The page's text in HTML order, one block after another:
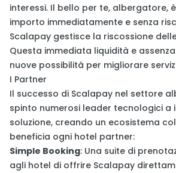
interessi. Il bello per te, albergatore,
importo immediatamente e senza
Scalapay gestisce la riscossione
Questa immediata liquidità e
nuove possibilità per migliorare
I Partner
Il successo di Scalapay nel settore
spinto numerosi leader tecnologici a
soluzione, creando un ecosistema
beneficia ogni hotel partner:
Simple Booking: Una suite di
agli hotel di offrire Scalapay